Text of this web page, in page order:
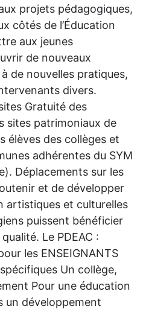
projets pédagogiques,
côtés de l’Éducation
aux jeunes
de nouveaux
de nouvelles pratiques,
divers.
Gratuité des
sites patrimoniaux de
élèves des collèges et
adhérentes du SYM
Déplacements sur les
et de développer
artistiques et culturelles
puissent bénéficier
Le PDEAC :
les ENSEIGNANTS
Un collège,
Pour une éducation
un développement